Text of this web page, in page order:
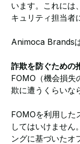
います。これには
キュリティ担当者
Animoca Brands
詐欺を防ぐための
FOMO（機会損失
欺に遭うくらいな
FOMOを利用した
してはいけませ
ングに基づいたオ